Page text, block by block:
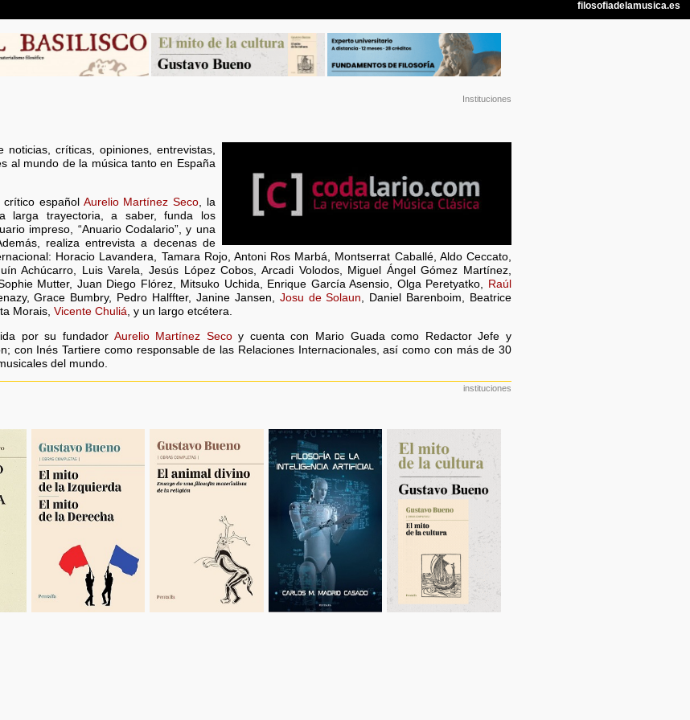
Instituciones
noticias, críticas, opiniones, entrevistas,
al mundo de la música tanto en España
español Aurelio Martínez Seco , la
larga trayectoria, a saber, funda los
impreso, “Anuario Codalario”, y una
realiza entrevista a decenas de
Horacio Lavandera, Tamara Rojo, Antoni Ros Marbá, Montserrat Caballé, Aldo Ceccato,
Achúcarro, Luis Varela, Jesús López Cobos, Arcadi Volodos, Miguel Ángel Gómez Martínez,
Mutter, Juan Diego Flórez, Mitsuko Uchida, Enrique García Asensio, Olga Peretyatko,
Raúl
Grace Bumbry, Pedro Halffter, Janine Jansen, Josu de Solaun , Daniel Barenboim, Beatrice
Morais, Vicente Chuliá , y un largo etcétera.
por su fundador Aurelio Martínez Secoy cuenta con Mario Guada como Redactor Jefe y
con Inés Tartiere como responsable de las Relaciones Internacionales, así como con más de 30
del mundo.
instituciones